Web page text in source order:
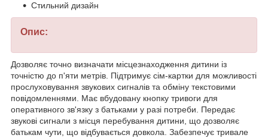
Стильний дизайн
Опис:
Дозволяє точно визначати місцезнаходження дитини із
точністю до п'яти метрів. Підтримує сім-картки для можливості
прослуховування звукових сигналів та обміну текстовими
повідомленнями. Має вбудовану кнопку тривоги для
оперативного зв'язку з батьками у разі потреби. Передає
звукові сигнали з місця перебування дитини, що дозволяє
батькам чути, що відбувається довкола. Забезпечує тривале